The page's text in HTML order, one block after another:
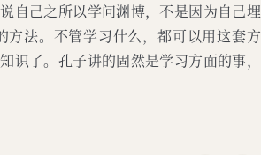
自己之所以学问渊博，不是因为自己埋
法。不管学习什么，都可以用这套方
了。孔子讲的固然是学习方面的事，